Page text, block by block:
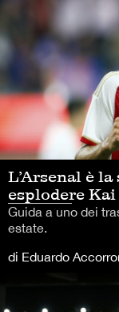
L’Arsenal è
esplodere
Guida a uno dei
estate.
di Eduardo